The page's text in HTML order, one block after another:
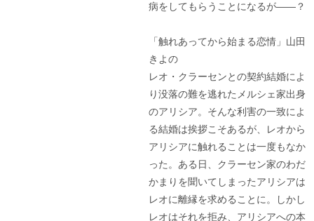
病をしてもらうことになるが――？
「触れあってから始まる恋情」山田
きよの
レオ・クラーセンとの契約結婚によ
り没落の難を逃れたメルシェ家出身
のアリシア。そんな利害の一致によ
る結婚は挨拶こそあるが、レオから
アリシアに触れることは一度もなか
った。ある日、クラーセン家のわだ
かまりを聞いてしまったアリシアは
レオに離縁を求めることに。しかし
レオはそれを拒み、アリシアへの本